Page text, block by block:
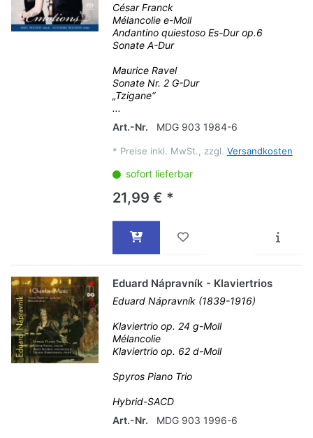
César Franck
Mélancolie e-Moll
Andantino quiestoso Es-Dur op.6
Sonate A-Dur
Maurice Ravel
Sonate Nr. 2 G-Dur
„Tzigane“
...
Art.-Nr.
MDG 903 1984-6
* Preise inkl. MwSt., zzgl. Versandkosten
sofort lieferbar
21,99 € *
Eduard Nápravník - Klaviertrios
Eduard Nápravník (1839-1916)
Klaviertrio op. 24 g-Moll
Mélancolie
Klaviertrio op. 62 d-Moll
Spyros Piano Trio
Hybrid-SACD
Art.-Nr.
MDG 903 1996-6